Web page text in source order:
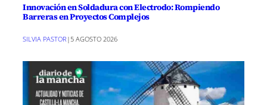
Innovación en Soldadura con Electrodo: Rompiendo
Barreras en Proyectos Complejos
SILVIA PASTOR |5 AGOSTO 2026